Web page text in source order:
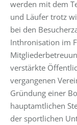
werden mit dem
und Läufer trotz
bei den
Inthronisation im
verstärkte
vergangenen
Gründung einer
hauptamtlichen
der sportlichen